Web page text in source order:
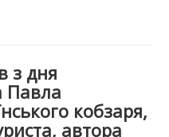
з дня
Павла
кобзаря,
автора